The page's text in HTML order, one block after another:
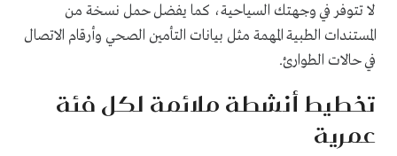
لا تتوفر في وجهتك السياحية، كما يفضل حمل نسخة من
المستندات الطبية المهمة مثل بيانات التأمين الصحي وأرقام الاتصال
في حالات الطوارئ.
تخطيط أنشطة ملائمة لكل فئة
عمرية